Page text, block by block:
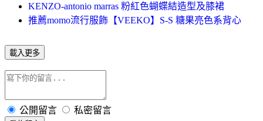
KENZO-antonio marras 粉紅色蝴蝶結造型及膝裙
推薦momo流行服飾【VEEKO】S-S 糖果亮色系背心
載入更多
公開留言 私密留言